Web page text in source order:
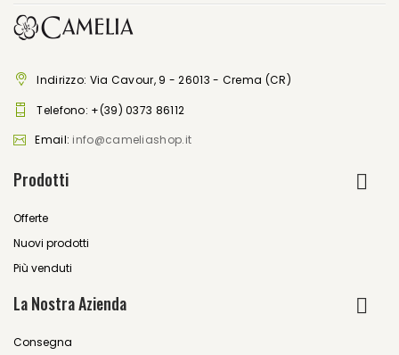
Indirizzo: Via Cavour, 9 - 26013 - Crema (CR)
Telefono: +(39) 0373 86112
Email: info@cameliashop.it
Prodotti
Offerte
Nuovi prodotti
Più venduti
La Nostra Azienda
Consegna